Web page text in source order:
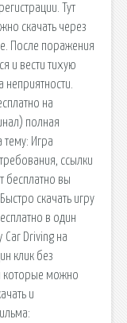
Тут
скачать через
После поражения
и вести тихую
на
полная
тему: Игра
ссылки
бесплатно вы
скачать игру
в один
Car Driving на
клик без
которые можно
и